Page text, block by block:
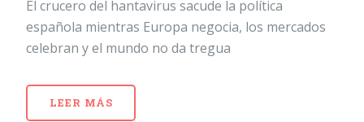
El crucero del hantavirus sacude la política
española mientras Europa negocia, los mercados
celebran y el mundo no da tregua
LEER MÁS